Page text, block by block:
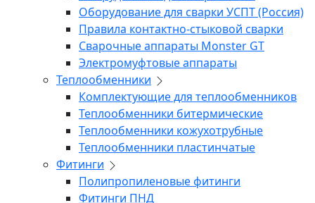
Оборудование для сварки УСПТ (Россия)
Правила контактно-стыковой сварки
Сварочные аппараты Monster GT
Электромуфтовые аппараты
Теплообменники
Комплектующие для теплообменников
Теплообменники битермические
Теплообменники кожухотрубные
Теплообменники пластинчатые
Фитинги
Полипропиленовые фитинги
Фитинги ПНД